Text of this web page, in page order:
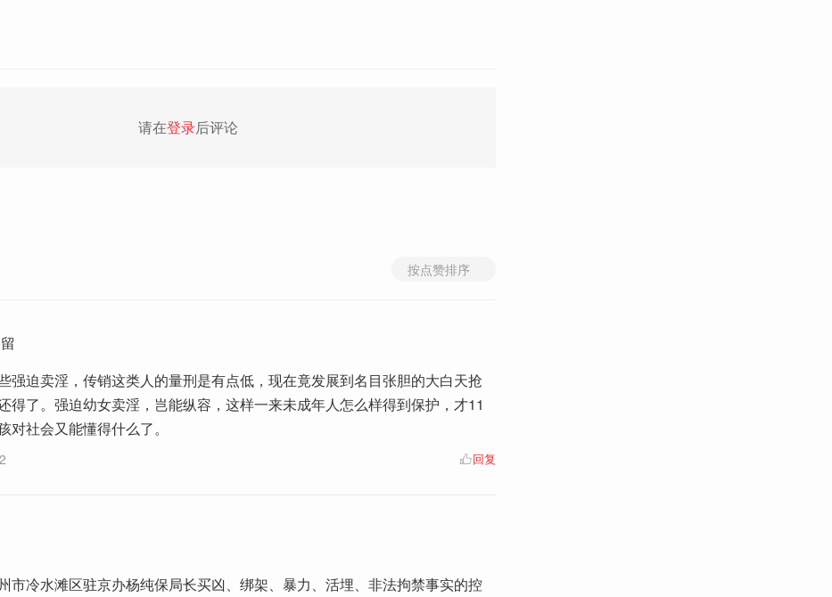
请在登录后评论
按点赞排序
强迫卖淫，传销这类人的量刑是有点低，现在竟发展到名目张胆的大白天抢
得了。强迫幼女卖淫，岂能纵容，这样一来未成年人怎么样得到保护，才11
对社会又能懂得什么了。
回复
市冷水滩区驻京办杨纯保局长买凶、绑架、暴力、活埋、非法拘禁事实的控